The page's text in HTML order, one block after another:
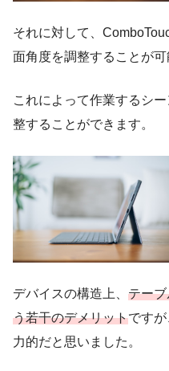
それに対して、
面角度を調整することが可
これによって作業するシ
整することができます。
デバイスの構造上、 テー
う若干のデメリットです
力的だと思いました。